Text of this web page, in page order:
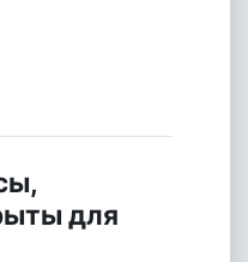
для